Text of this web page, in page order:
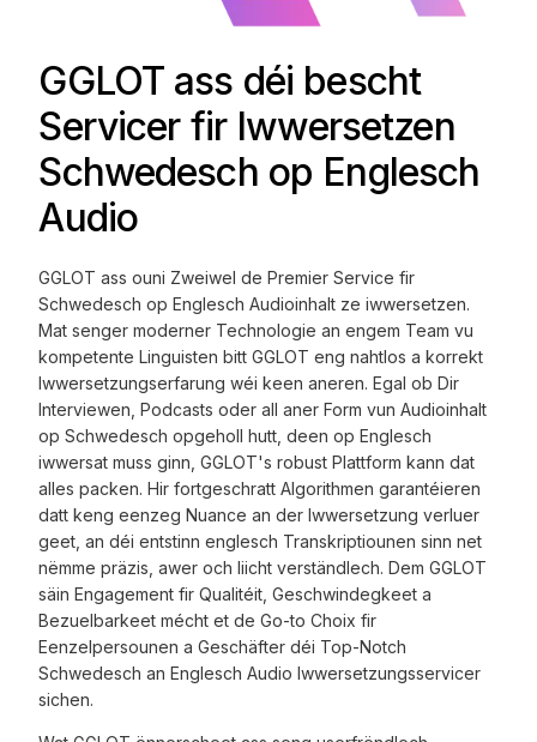
GGLOT ass déi bescht
Servicer fir Iwwersetzen
Schwedesch op Englesch
Audio
GGLOT ass ouni Zweiwel de Premier Service fir
Schwedesch op Englesch Audioinhalt ze iwwersetzen.
Mat senger moderner Technologie an engem Team vu
kompetente Linguisten bitt GGLOT eng nahtlos a korrekt
Iwwersetzungserfarung wéi keen aneren. Egal ob Dir
Interviewen, Podcasts oder all aner Form vun Audioinhalt
op Schwedesch opgeholl hutt, deen op Englesch
iwwersat muss ginn, GGLOT's robust Plattform kann dat
alles packen. Hir fortgeschratt Algorithmen garantéieren
datt keng eenzeg Nuance an der Iwwersetzung verluer
geet, an déi entstinn englesch Transkriptiounen sinn net
nëmme präzis, awer och liicht verständlech. Dem GGLOT
säin Engagement fir Qualitéit, Geschwindegkeet a
Bezuelbarkeet mécht et de Go-to Choix fir
Eenzelpersounen a Geschäfter déi Top-Notch
Schwedesch an Englesch Audio Iwwersetzungsservicer
sichen.